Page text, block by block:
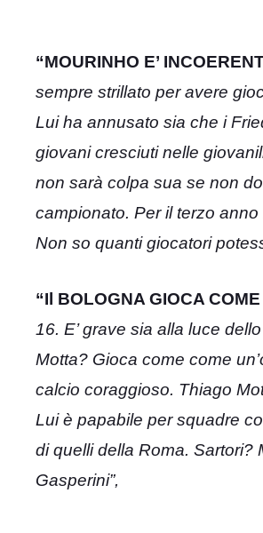
“MOURINHO E’
sempre strillato per avere
Lui ha annusato sia che i
giovani cresciuti nelle
non sarà colpa sua se non
campionato. Per il terzo
Non so quanti giocatori
“Il BOLOGNA GIOCA
16. E’ grave sia alla luce
Motta? Gioca come come
calcio coraggioso. Thiago
Lui è papabile per squadre
di quelli della Roma. Sartori?
Gasperini”,